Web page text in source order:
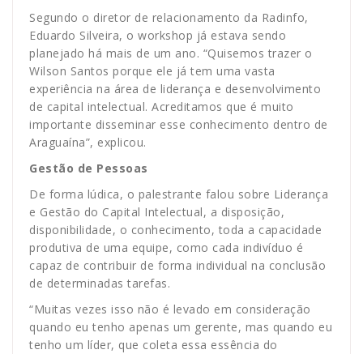
Segundo o diretor de relacionamento da Radinfo,
Eduardo Silveira, o workshop já estava sendo
planejado há mais de um ano. “Quisemos trazer o
Wilson Santos porque ele já tem uma vasta
experiência na área de liderança e desenvolvimento
de capital intelectual. Acreditamos que é muito
importante disseminar esse conhecimento dentro de
Araguaína”, explicou.
Gestão de Pessoas
De forma lúdica, o palestrante falou sobre Liderança
e Gestão do Capital Intelectual, a disposição,
disponibilidade, o conhecimento, toda a capacidade
produtiva de uma equipe, como cada indivíduo é
capaz de contribuir de forma individual na conclusão
de determinadas tarefas.
“Muitas vezes isso não é levado em consideração
quando eu tenho apenas um gerente, mas quando eu
tenho um líder, que coleta essa essência do